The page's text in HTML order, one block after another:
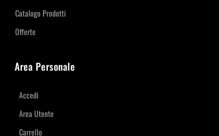
Catalogo Prodotti
Offerte
Area Personale
Accedi
Area Utente
Carrello